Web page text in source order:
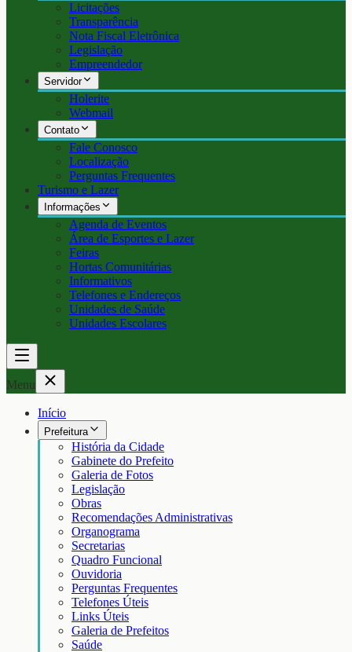
Licitações
Transparência
Nota Fiscal Eletrônica
Legislação
Empreendedor
Servidor
Holerite
Webmail
Contato
Fale Conosco
Localização
Perguntas Frequentes
Turismo e Lazer
Informações
Agenda de Eventos
Área de Esportes e Lazer
Feiras
Hortas Comunitárias
Informativos
Telefones e Endereços
Unidades de Saúde
Unidades Escolares
Menu
Início
Prefeitura
História da Cidade
Gabinete do Prefeito
Galeria de Fotos
Legislação
Obras
Recomendações Administrativas
Organograma
Secretarias
Quadro Funcional
Ouvidoria
Perguntas Frequentes
Telefones Úteis
Links Úteis
Galeria de Prefeitos
Saúde